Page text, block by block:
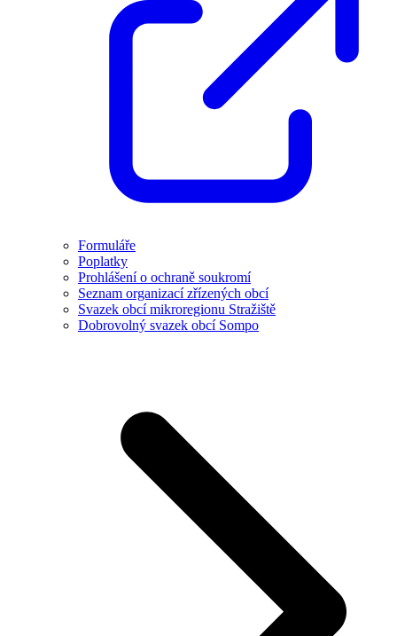
Formuláře
Poplatky
Prohlášení o ochraně soukromí
Seznam organizací zřízených obcí
Svazek obcí mikroregionu Stražiště
Dobrovolný svazek obcí Sompo